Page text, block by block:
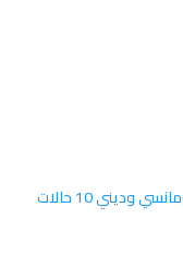
ستوري حالات واتس اب مكتوب 2024 حزين ورومانسي وديني 10 حالات